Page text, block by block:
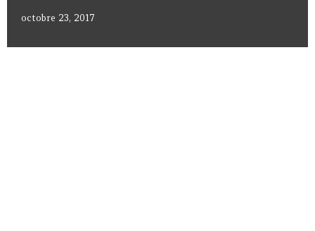
octobre 23, 2017